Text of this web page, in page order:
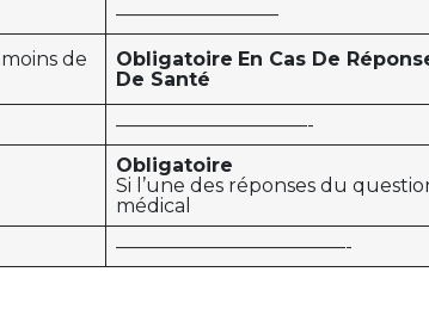
————————–
de
Obligatoire En Cas De
De Santé
——————————-
Obligatoire
Si l’une des réponses du
médical
————————————-